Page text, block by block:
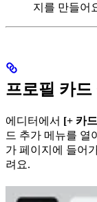
지를 만들어
프로필 카드
에디터에서 [+ 카
드 추가 메뉴를 열
가 페이지에 들어
려요.